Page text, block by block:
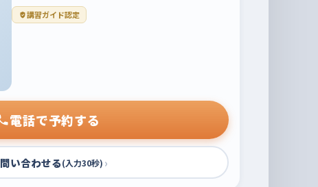
講習ガイド認定
電話で予約する
問い合わせる(入力30秒) ›